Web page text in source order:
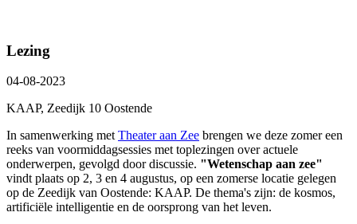
Lezing
04-08-2023
KAAP, Zeedijk 10 Oostende
In samenwerking met Theater aan Zee brengen we deze zomer een
reeks van voormiddagsessies met toplezingen over actuele
onderwerpen, gevolgd door discussie. "Wetenschap aan zee"
vindt plaats op 2, 3 en 4 augustus, op een zomerse locatie gelegen
op de Zeedijk van Oostende: KAAP. De thema's zijn: de kosmos,
artificiële intelligentie en de oorsprong van het leven.